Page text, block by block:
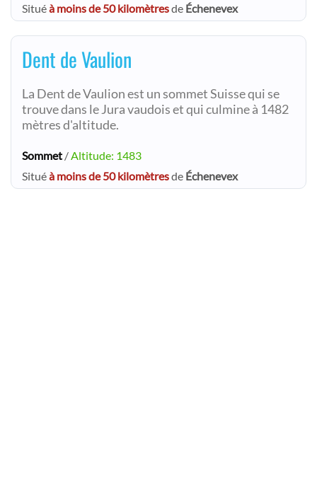
Situéà moins de 50 kilomètresde Échenevex
Dent de Vaulion
La Dent de Vaulion est un sommet Suisse qui se
trouve dans le Jura vaudois et qui culmine à 1482
mètres d'altitude.
Sommet / Altitude: 1483
Situéà moins de 50 kilomètresde Échenevex